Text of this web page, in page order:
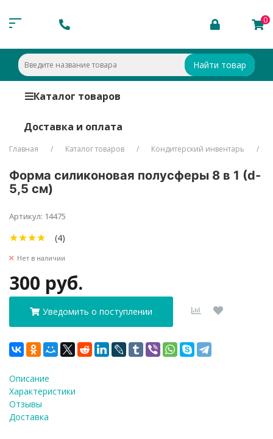
0
Найти товар
Каталог товаров
Доставка и оплата
Главная Каталог товаров Кондитерский инвентарь
Форма силиконовая полусферы 8 в 1 (d-
5,5 см)
Артикул: 14475
(4)
Нет в наличии
300 руб.
Уведомить о поступлении
Описание
Характеристики
Отзывы
Доставка